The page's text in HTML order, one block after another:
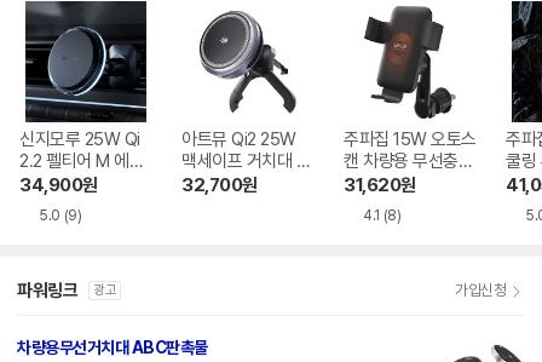
신지모루 25W Qi
2.2 펠티어 M 에어
쿨러 터보 맥세이프
차량용 무선충전거
치대
34,900원
5.0 (9)
아트뮤 Qi2 25W
맥세이프 거치대 차
량용 초고속 무선충
32,700원
주파집 15W 오토스
캔 차량용 무선충전
거치대 QC-6 PRO
31,620원
4.1 (8)
주파
쿨링
프
파워링크 광고 가입신청
차량용무선거치대 ABC판촉물